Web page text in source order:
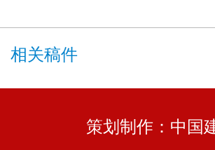
相关稿件
策划制作：中